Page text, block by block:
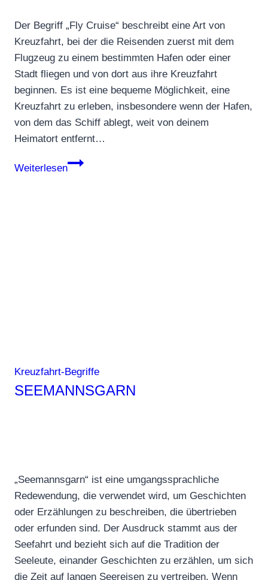
Der Begriff „Fly Cruise“ beschreibt eine Art von
Kreuzfahrt, bei der die Reisenden zuerst mit dem
Flugzeug zu einem bestimmten Hafen oder einer
Stadt fliegen und von dort aus ihre Kreuzfahrt
beginnen. Es ist eine bequeme Möglichkeit, eine
Kreuzfahrt zu erleben, insbesondere wenn der Hafen,
von dem das Schiff ablegt, weit von deinem
Heimatort entfernt…
Weiterlesen
Fly
Kreuzfahrt-Begriffe
SEEMANNSGARN
„Seemannsgarn“ ist eine umgangssprachliche
Redewendung, die verwendet wird, um Geschichten
oder Erzählungen zu beschreiben, die übertrieben
oder erfunden sind. Der Ausdruck stammt aus der
Seefahrt und bezieht sich auf die Tradition der
Seeleute, einander Geschichten zu erzählen, um sich
die Zeit auf langen Seereisen zu vertreiben. Wenn